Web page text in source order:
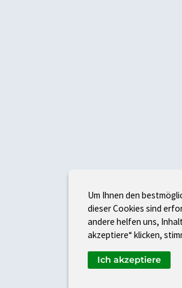
Um Ihnen den
dieser Cookies sind
andere helfen uns,
akzeptiere“ klicken,
Ich akzeptiere